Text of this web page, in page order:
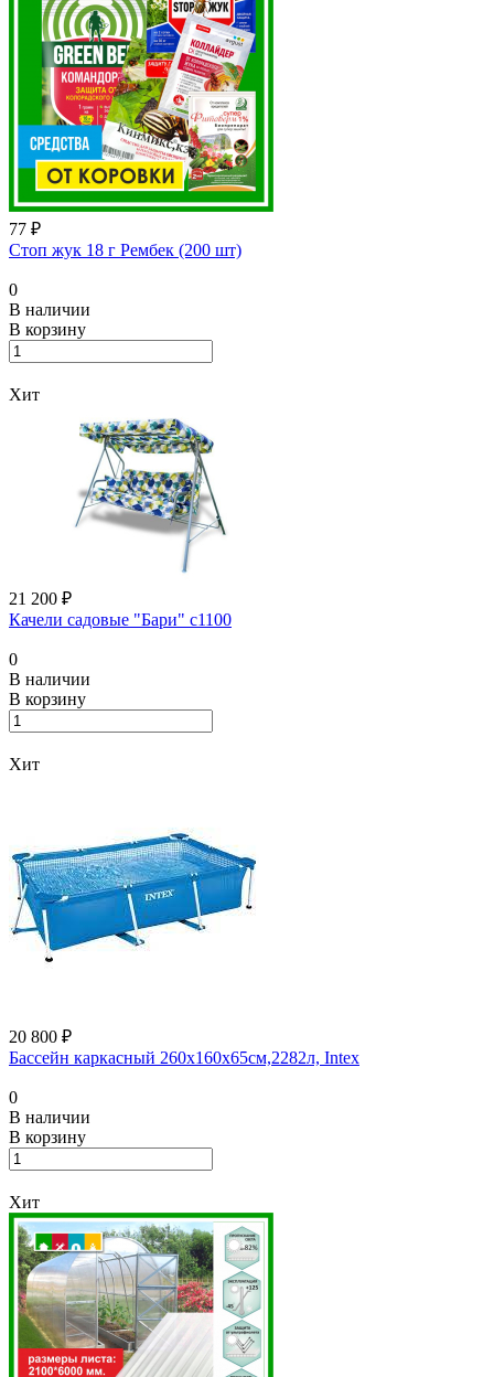
77 ₽
Стоп жук 18 г Рембек (200 шт)
0
В наличии
В корзину
Хит
21 200 ₽
Качели садовые "Бари" с1100
0
В наличии
В корзину
Хит
20 800 ₽
Бассейн каркасный 260х160х65см,2282л, Intex
0
В наличии
В корзину
Хит